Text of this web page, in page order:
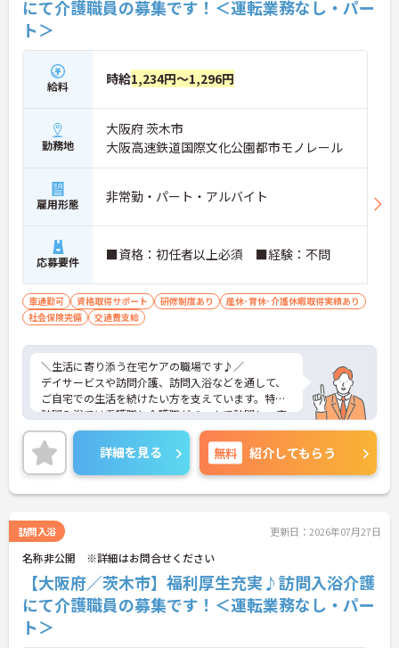
・3ヶ月後のフォローで習熟度も確認
・動画＋OJTで実務に慣れていける
→ 訪問系が初めての方にも優しい環境です
■ お休み相談しやすい柔軟環境
ライフイベントとも両立しやすい職場です♪
・急なお休みも相談しやすい体制
・産休・育休、子の看護等休暇も充実
・シフトは事前調整OK
■ チーム訪問で安心のケア体制
一人で抱え込まない環境が整っています。
・1日6～8件程度の訪問
・介護職2名＋看護職1名の3名体制
・役割分担が明確で安心
→ 在宅生活を支えるやりがいある仕事です
にて介護職員の募集です！＜運転業務なし・パー
ト＞
給料 時給1,234円～1,296円
勤務地
大阪府 茨木市
大阪高速鉄道国際文化公園都市モノレール
雇用形態 非常勤・パート・アルバイト
応募要件 ■資格：初任者以上必須 ■経験：不問
車通勤可 資格取得サポート 研修制度あり
産休･育休･介護休暇取得実績あり
社会保険完備
交通費支給
＼生活に寄り添う在宅ケアの職場です♪／
デイサービスや訪問介護、訪問入浴などを通して、
ご自宅での生活を続けたい方を支えています。特に
訪問入浴では看護職と介護職がチームで訪問し、安
全面と生活支援の両方をしっかりサポート。日勤中
心で働きやすく、研修やフォロー体制も整っている
ため、在宅分野が初めての方でも安心してスタート
できる環境です。地域の医療・介護をつなぐ存在と
して、安定して長く働ける点も魅力です。
■ 日勤のみで安定ライフ♪
生活リズムを整えやすい勤務環境です。
・「8:30～17:30の固定時間帯」で夜勤なし
・「日曜固定休」で予定が立てやすい
・週1日～相談可能で柔軟に働ける
→ 無理なく続けられる働き方が叶います
詳細を見る 無料 紹介してもらう
訪問入浴 更新日：2026年07月27日
名称非公開 ※詳細はお問合せください
【大阪府／茨木市】福利厚生充実♪訪問入浴介護
にて介護職員の募集です！＜運転業務なし・パー
ト＞